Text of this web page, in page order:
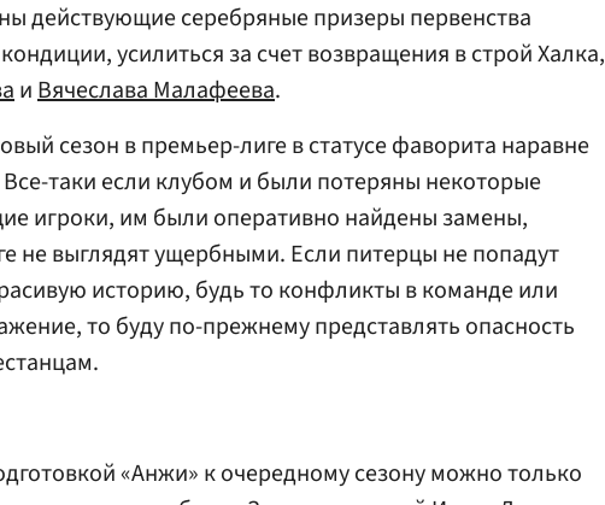
действующие серебряные призеры первенства
усилиться за счет возвращения в строй Халка,
иВячеслава Малафеева.
сезон в премьер-лиге в статусе фаворита наравне
таки если клубом и были потеряны некоторые
игроки, им были оперативно найдены замены,
не выглядят ущербными. Если питерцы не попадут
историю, будь то конфликты в команде или
то буду по-прежнему представлять опасность
«Анжи» к очередному сезону можно только